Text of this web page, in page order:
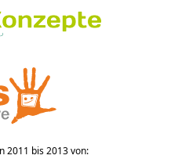
2011 bis 2013 von: